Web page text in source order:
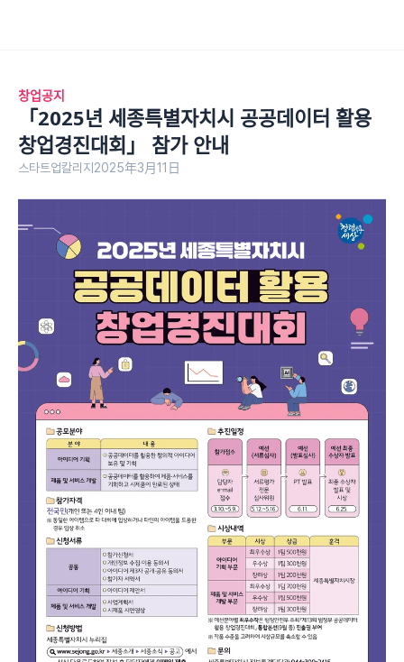
창업공지
「2025년 세종특별자치시 공공데이터 활용
창업경진대회」 참가 안내
스타트업칼리지 2025年3月11日